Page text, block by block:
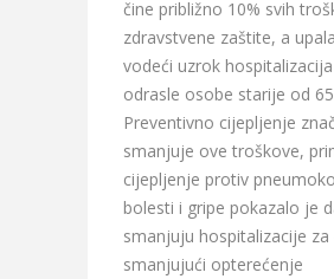
čine približno 10% svih
zdravstvene zaštite, a
vodeći uzrok
odrasle osobe starije od
Preventivno cijepljenje
smanjuje ove troškove,
cijepljenje protiv
bolesti i gripe pokazalo je
smanjuju hospitalizacije za
smanjujući opterećenje